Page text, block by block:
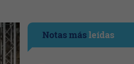
Notas másleídas